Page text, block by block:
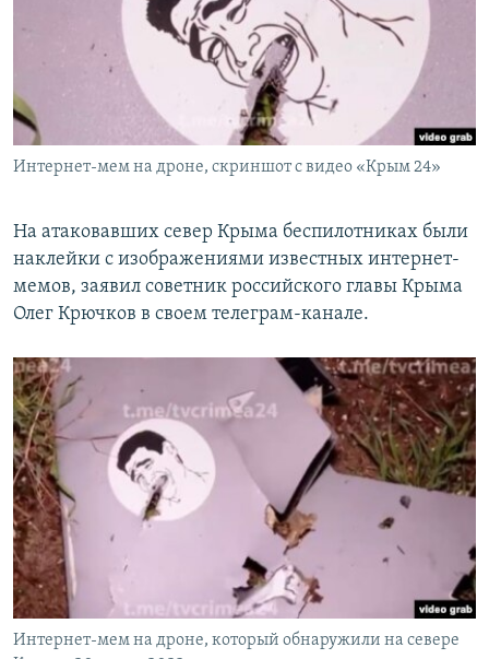
ПОБЕДИТЕЛЕЙ НЕ СУДЯТ?
КРЫМ.НЕПОКОРЕННЫЙ
ELIFBE
УКРАИНСКАЯ ПРОБЛЕМА КРЫМА
ПРИСОЕДИНЯЙТЕСЬ!
Все сайты RFE/RL
Интернет-мем на дроне, скриншот с видео «Крым 24»
На атаковавших север Крыма беспилотниках были
наклейки с изображениями известных интернет-
мемов, заявил советник российского главы Крыма
Олег Крючков в своем телеграм-канале.
Интернет-мем на дроне, который обнаружили на севере